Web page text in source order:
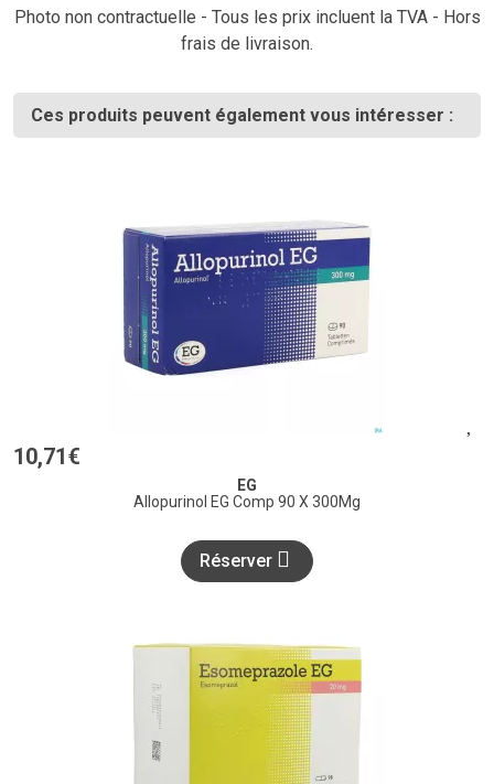
Photo non contractuelle - Tous les prix incluent la TVA - Hors
frais de livraison.
Ces produits peuvent également vous intéresser :
10,71 €
EG
Allopurinol EG Comp 90 X 300Mg
Réserver